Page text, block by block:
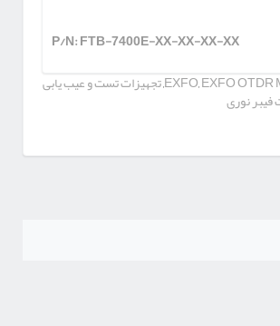
EXFO,EXFO OTDR
,تجهیزات تست و عیب یابی
فیبر نوری
P/N: FTB-7400E-XX-XX-XX-XX